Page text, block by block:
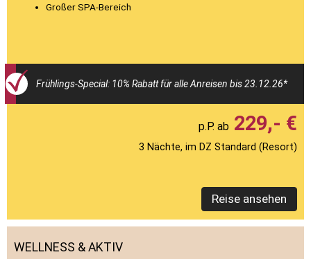
Großer SPA-Bereich
Frühlings-Special: 10% Rabatt für alle Anreisen bis 23.12.26*
229,- €
3 Nächte, im DZ Standard (Resort)
Reise ansehen
WELLNESS & AKTIV